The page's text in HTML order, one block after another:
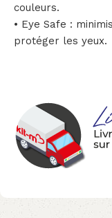
couleurs.
• Eye Safe :
protéger les yeux.